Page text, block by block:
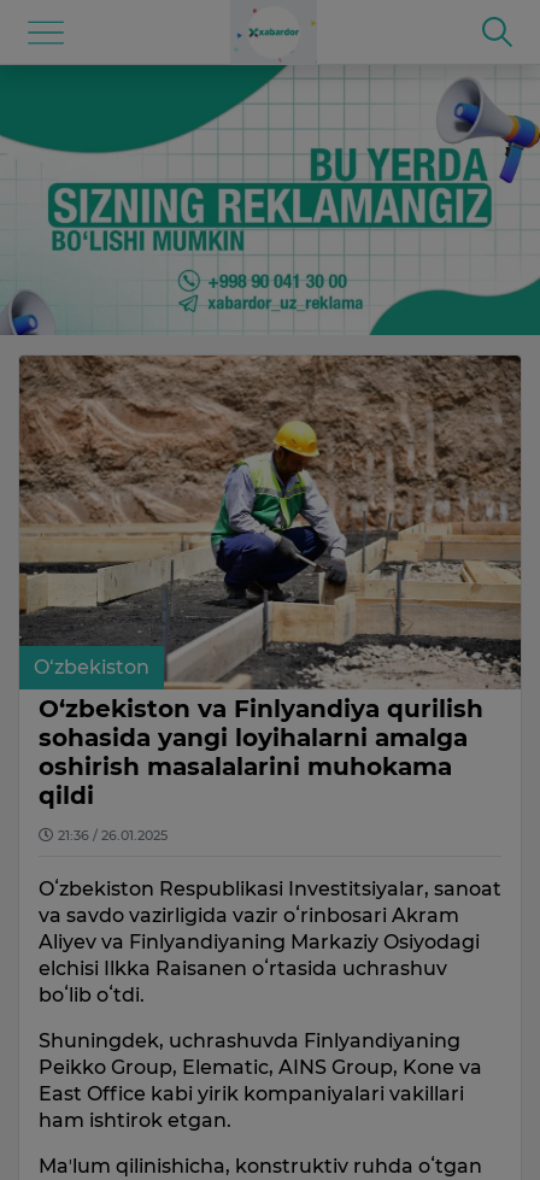
O‘zbekiston
O‘zbekiston va Finlyandiya qurilish
sohasida yangi loyihalarni amalga
oshirish masalalarini muhokama
qildi
21:36 / 26.01.2025
Oʻzbekiston Respublikasi Investitsiyalar, sanoat
va savdo vazirligida vazir oʻrinbosari Akram
Aliyev va Finlyandiyaning Markaziy Osiyodagi
elchisi Ilkka Raisanen oʻrtasida uchrashuv
boʻlib oʻtdi.
Shuningdek, uchrashuvda Finlyandiyaning
Peikko Group, Elematic, AINS Group, Kone va
East Office kabi yirik kompaniyalari vakillari
ham ishtirok etgan.
Maʼlum qilinishicha, konstruktiv ruhda oʻtgan